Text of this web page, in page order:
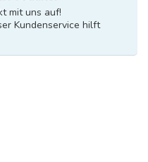
mit uns auf!
Kundenservice hilft